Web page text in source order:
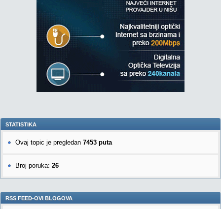
STATISTIKA
Ovaj topic je pregledan 7453 puta
Broj poruka: 26
RSS FEED-OVI BLOGOVA